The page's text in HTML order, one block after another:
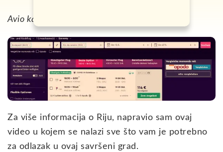
Avio karte možete kupiti
Za više informacija o Riju, napravio sam ovaj
video u kojem se nalazi sve što vam je potrebno
za odlazak u ovaj savršeni grad.